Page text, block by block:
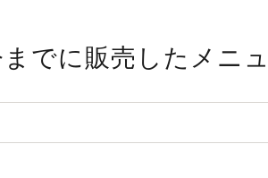
でに販売したメニ